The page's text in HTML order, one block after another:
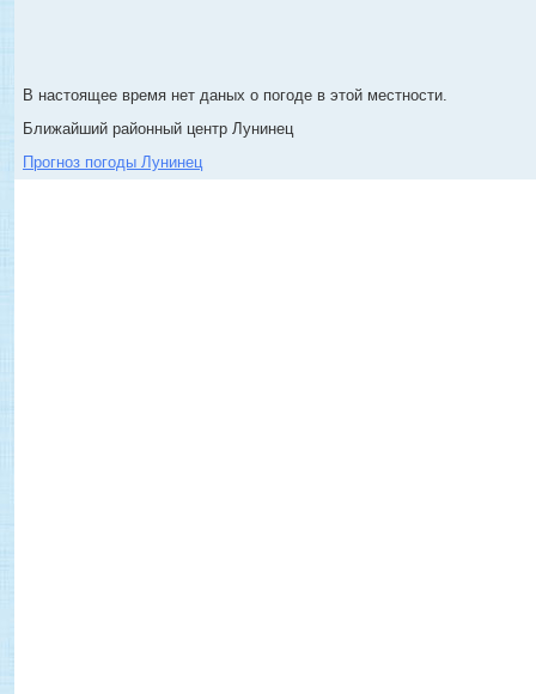
В настоящее время нет даных о погоде в этой местности.
Ближайший районный центр Лунинец
Прогноз погоды Лунинец